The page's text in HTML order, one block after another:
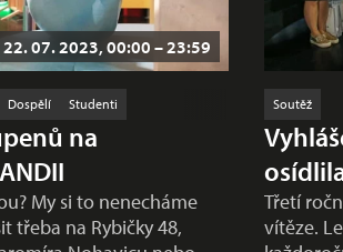
22. 07. 2023, 00:00 – 23:59
Dospělí Studenti
na
My si to nenecháme
třeba na Rybičky 48,
Soutěž
Třetí
vítěze.